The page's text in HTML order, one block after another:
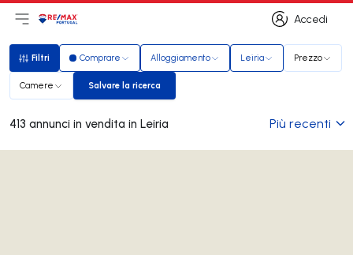
Accedi
Accedi
Apri il menu principale
LogoVai alla homepage
Filtri
Filtri Comprare Alloggiamento Leiria Prezzo
Camere Salvare la ricerca
Salvare la ricerca
413 annunci in vendita in Leiria Più recenti